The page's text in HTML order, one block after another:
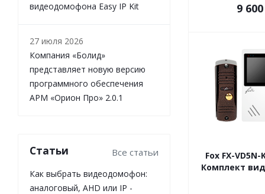
9 600
Fox FX-
Комплект
видеодомофона Easy IP Kit
27 июля 2026
Компания «Болид»
представляет новую версию
программного обеспечения
АРМ «Орион Про» 2.0.1
Статьи Все статьи
Как выбрать видеодомофон:
аналоговый, AHD или IP -